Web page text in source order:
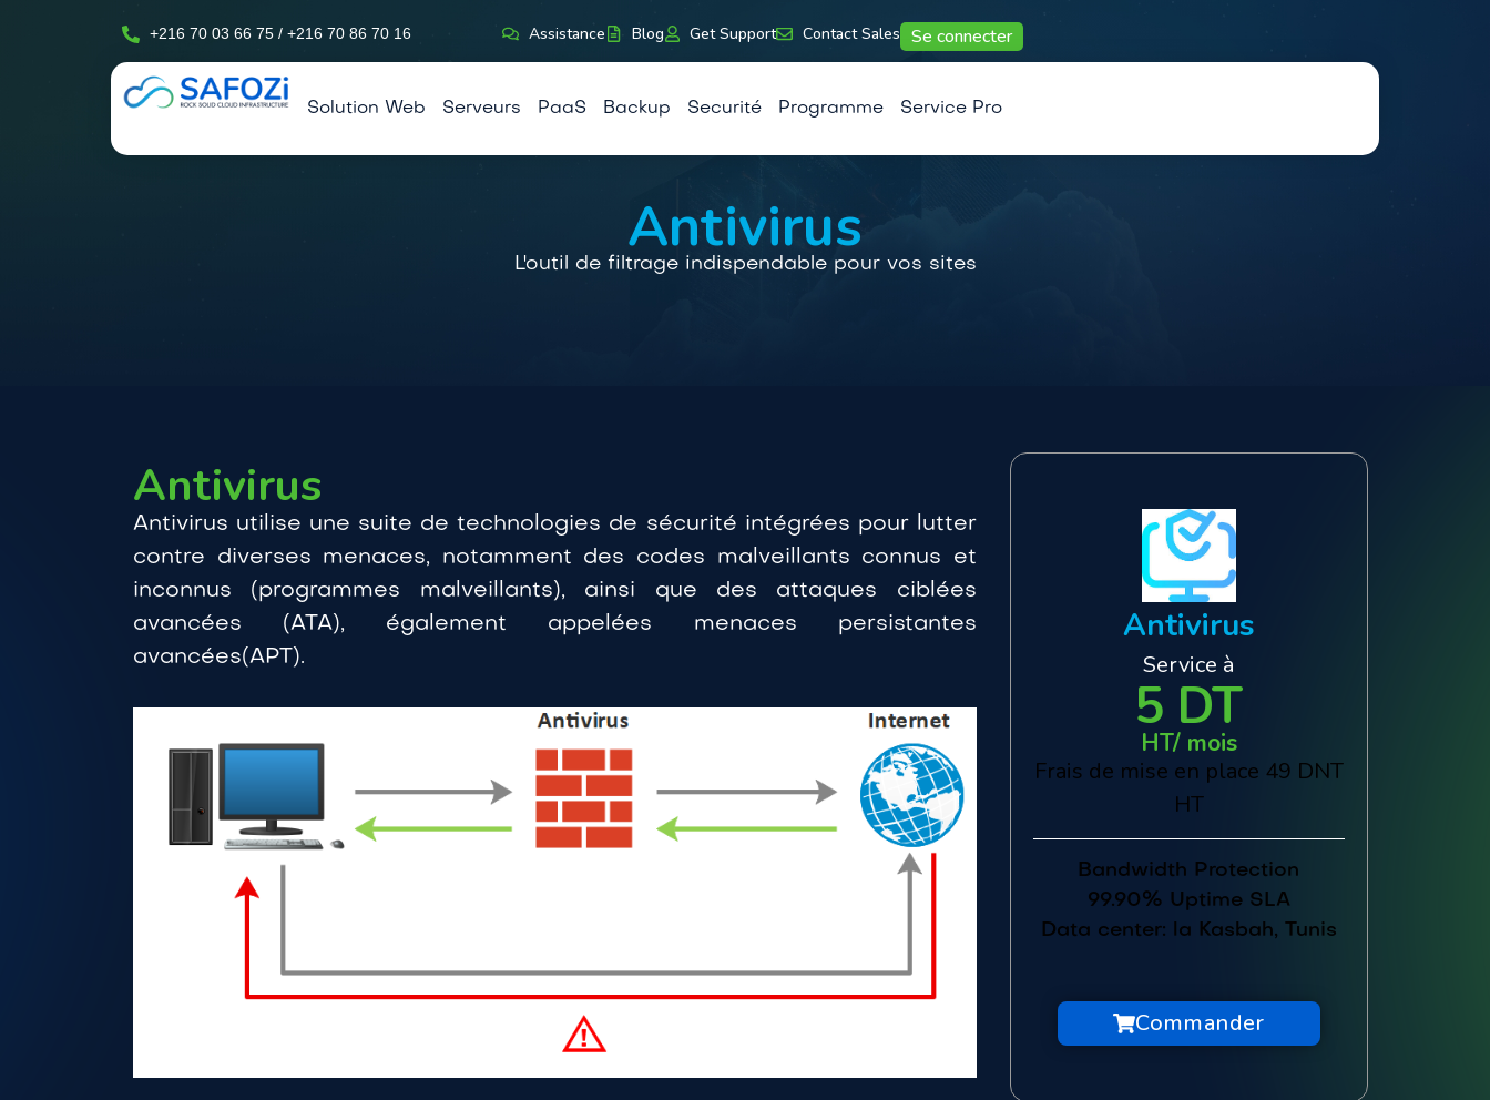
+216 70 03 66 75 / +216 70 86 70 16 Assistance Blog Get Support Contact Sales Se connecter
Solution Web Serveurs PaaS Backup Securité Programme Service Pro
Antivirus
L'outil de filtrage indispendable pour vos sites
Antivirus
Antivirus utilise une suite de technologies de sécurité intégrées pour lutter
contre diverses menaces, notamment des codes malveillants connus et
inconnus (programmes malveillants), ainsi que des attaques ciblées
avancées (ATA), également appelées menaces persistantes
avancées(APT).
Antivirus
Service à
5 DT
HT/ mois
Frais de mise en place 49 DNT
HT
Bandwidth Protection
99.90% Uptime SLA
Data center: la Kasbah, Tunis
Commander